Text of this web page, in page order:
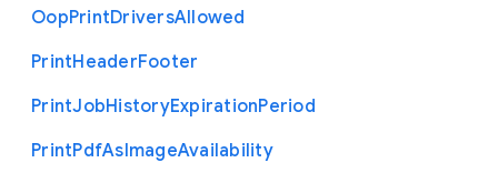
OopPrintDriversAllowed
PrintHeaderFooter
PrintJobHistoryExpirationPeriod
PrintPdfAsImageAvailability